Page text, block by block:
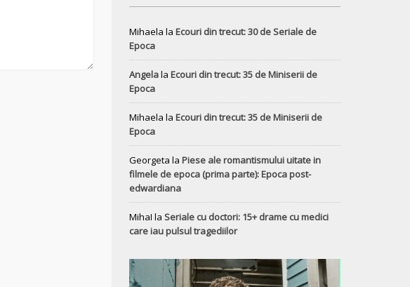
Mihaela la Ecouri din trecut: 30 de Seriale de
Epoca
Angelala Ecouri din trecut: 35 de Miniserii de
Epoca
Mihaela la Ecouri din trecut: 35 de Miniserii de
Epoca
Georgeta la Piese ale romantismului uitate in
filmele de epoca (prima parte): Epoca post-
edwardiana
MihaI la Seriale cu doctori: 15+ drame cu medici
care iau pulsul tragediilor